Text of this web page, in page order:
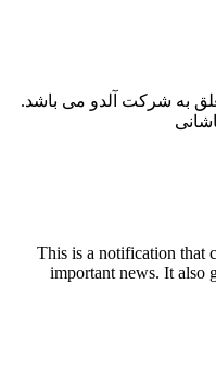
به شرکت آلدو می باشد.
This is a notification that
important news. It also